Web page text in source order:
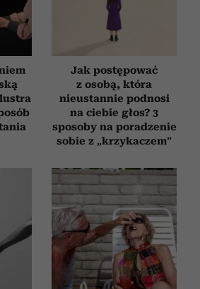
Jak postępować
z osobą, która
nieustannie podnosi
na ciebie głos? 3
sposoby na poradzenie
sobie z „krzykaczem”